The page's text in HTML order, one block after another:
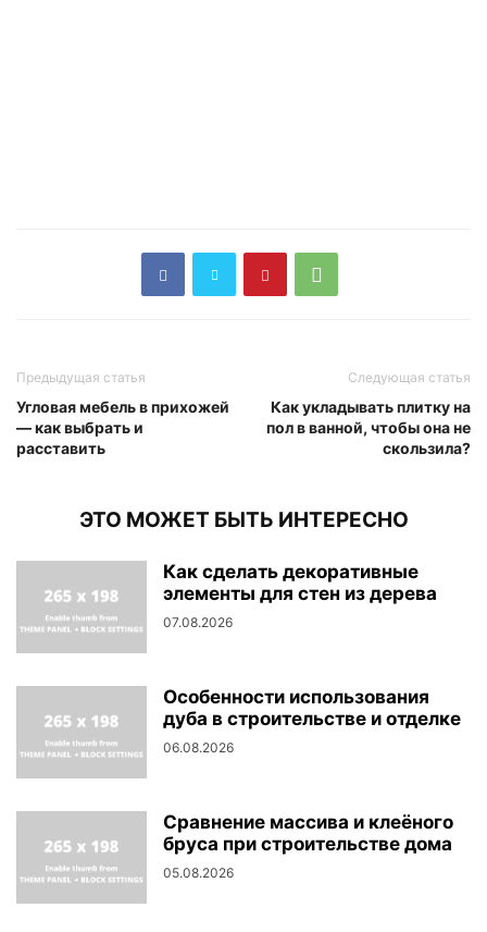
Предыдущая статья
Угловая мебель в прихожей
— как выбрать и
расставить
Следующая статья
Как укладывать плитку на
пол в ванной, чтобы она не
скользила?
ЭТО МОЖЕТ БЫТЬ ИНТЕРЕСНО
Как сделать декоративные
элементы для стен из дерева
07.08.2026
Особенности использования
дуба в строительстве и отделке
06.08.2026
Сравнение массива и клеёного
бруса при строительстве дома
05.08.2026